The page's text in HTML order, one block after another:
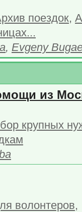
поездок,
, Evgeny
из
крупных
волонтеров,